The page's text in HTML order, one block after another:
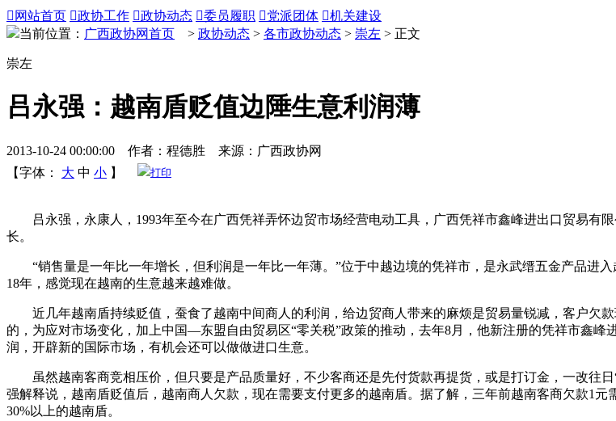
 网站首页 政协工作 政协动态 委员履职 党派团体 机关建设
当前位置： 广西政协网首页 > 政协动态 > 各市政协动态 > 崇左 > 正文
崇左
吕永强：越南盾贬值边陲生意利润薄
2013-10-24 00:00:00 作者：程德胜 来源：广西政协网
【字体：
大 中 小 】 打印
吕永强，永康人，1993年至今在广西凭祥弄怀边贸市场经营电动工具，广西凭祥市鑫峰进出口贸易有
长。
“销售量是一年比一年增长，但利润是一年比一年薄。”位于中越边境的凭祥市，是永武缙五金产品进
18年，感觉现在越南的生意越来越难做。
近几年越南盾持续贬值，蚕食了越南中间商人的利润，给边贸商人带来的麻烦是贸易量锐减，客户欠
的，为应对市场变化，加上中国—东盟自由贸易区“零关税”政策的推动，去年8月，他新注册的凭祥市鑫
润，开辟新的国际市场，有机会还可以做做进口生意。
虽然越南客商竞相压价，但只要是产品质量好，不少客商还是先付货款再提货，或是打订金，一改往
强解释说，越南盾贬值后，越南商人欠款，现在需要支付更多的越南盾。据了解，三年前越南客商欠款1
30%以上的越南盾。